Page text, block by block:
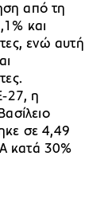
από τη
και
ενώ αυτή
η
σε 4,49
κατά 30%